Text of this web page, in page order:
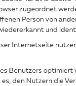
zugeordnet
Person von
und
Internetseite
Benutzers optimiert
den Nutzern die